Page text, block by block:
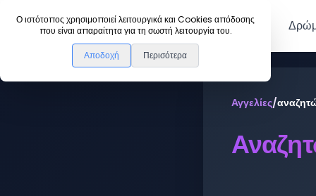
Ο ιστότοπος χρησιμοποιεί λειτουργικά και Cookies απόδοσης
που είναι απαραίτητα για τη σωστή λειτουργία του.
Αποδοχή Περισότερα
DanceLink Μέλη
Αγγελίες/